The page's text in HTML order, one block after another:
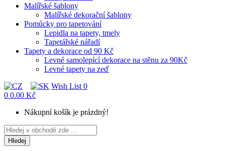
Malířské šablony
Malířské dekorační šablony
Pomůcky pro tapetování
Lepidla na tapety, tmely
Tapetářské nářadí
Tapety a dekorace od 90 Kč
Levné samolepící dekorace na stěnu za 90Kč
Levné tapety na zeď
Wish List 0
0 0.00 Kč
Nákupní košík je prázdný!
Hledej